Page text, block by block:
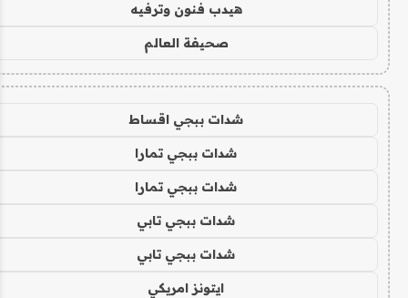
هيدب فنون وترفيه
صحيفة العالم
شدات ببجي اقساط
شدات ببجي تمارا
شدات ببجي تمارا
شدات ببجي تابي
شدات ببجي تابي
ايتونز امريكي